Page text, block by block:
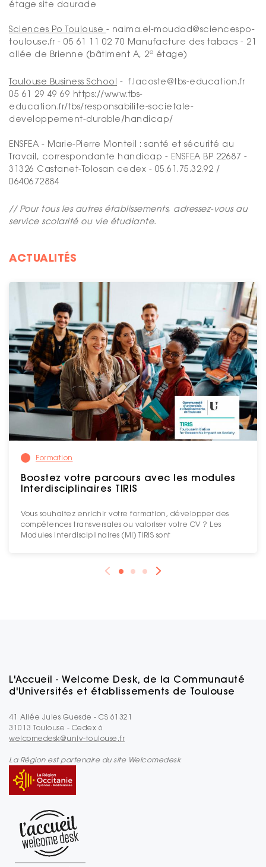
étage site daurade
Sciences Po Toulouse - naima.el-moudad@sciencespo-
toulouse.fr - 05 61 11 02 70 Manufacture des tabacs - 21
allée de Brienne (bâtiment A, 2e étage)
Toulouse Business School - f.lacoste@tbs-education.fr
05 61 29 49 69 https://www.tbs-
education.fr/tbs/responsabilite-societale-
developpement-durable/handicap/
ENSFEA - Marie-Pierre Monteil : santé et sécurité au
Travail, correspondante handicap - ENSFEA BP 22687 -
31326 Castanet-Tolosan cedex - 05.61.75.32.92 /
0640672884
// Pour tous les autres établissements, adressez-vous au
service scolarité ou vie étudiante.
ACTUALITÉS
Formation
Boostez votre parcours avec les modules
Interdisciplinaires TIRIS
Vous souhaitez enrichir votre formation, développer des
compétences transversales ou valoriser votre CV ? Les
Modules Interdisciplinaires (MI) TIRIS sont
L'Accueil - Welcome Desk, de la Communauté
d'Universités et établissements de Toulouse
41 Allée Jules Guesde - CS 61321
31013 Toulouse - Cedex 6
welcomedesk@univ-toulouse.fr
La Région est partenaire du site Welcomedesk